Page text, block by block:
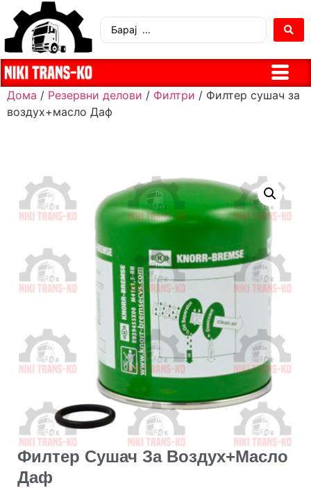
Дома / Резервни делови / Филтри / Филтер сушач за
воздух+масло Даф
Филтер Сушач За Воздух+масло
Даф